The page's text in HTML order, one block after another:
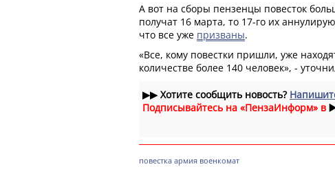
А вот на сборы пензенцы повесток
получат 16 марта, то 17-го их
что все уже призваны.
«Все, кому повестки пришли, уже
количестве более 140 человек», -
▶▶Хотите сообщить новость?
Подписывайтесь на «ПензаИнформ» в
повестка армия военкомат